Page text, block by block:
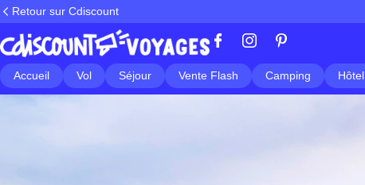
Retour sur Cdiscount
Accueil Vol Séjour Vente Flash Camping Hôtel